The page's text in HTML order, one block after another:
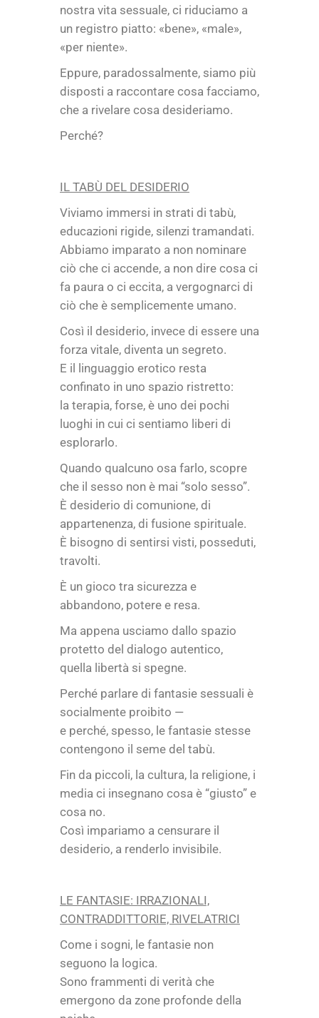
nostra vita sessuale, ci riduciamo a
un registro piatto: «bene», «male»,
«per niente».
Eppure, paradossalmente, siamo più
disposti a raccontare cosa facciamo,
che a rivelare cosa desideriamo.
Perché?
IL TABÙ DEL DESIDERIO
Viviamo immersi in strati di tabù,
educazioni rigide, silenzi tramandati.
Abbiamo imparato a non nominare
ciò che ci accende, a non dire cosa ci
fa paura o ci eccita, a vergognarci di
ciò che è semplicemente umano.
Così il desiderio, invece di essere una
forza vitale, diventa un segreto.
E il linguaggio erotico resta
confinato in uno spazio ristretto:
la terapia, forse, è uno dei pochi
luoghi in cui ci sentiamo liberi di
esplorarlo.
Quando qualcuno osa farlo, scopre
che il sesso non è mai “solo sesso”.
È desiderio di comunione, di
appartenenza, di fusione spirituale.
È bisogno di sentirsi visti, posseduti,
travolti.
È un gioco tra sicurezza e
abbandono, potere e resa.
Ma appena usciamo dallo spazio
protetto del dialogo autentico,
quella libertà si spegne.
Perché parlare di fantasie sessuali è
socialmente proibito —
e perché, spesso, le fantasie stesse
contengono il seme del tabù.
Fin da piccoli, la cultura, la religione, i
media ci insegnano cosa è “giusto” e
cosa no.
Così impariamo a censurare il
desiderio, a renderlo invisibile.
LE FANTASIE: IRRAZIONALI,
CONTRADDITTORIE, RIVELATRICI
Come i sogni, le fantasie non
seguono la logica.
Sono frammenti di verità che
emergono da zone profonde della